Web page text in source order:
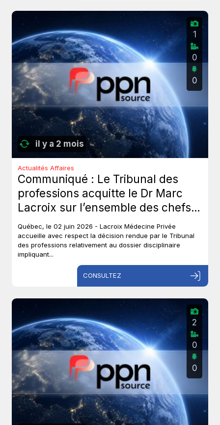
il y a 2 mois
1
0
0
Actualités Affaires
Communiqué : Le Tribunal des
professions acquitte le Dr Marc
Lacroix sur l’ensemble des chefs
et met un terme à près de six ans
de procédures disciplinaires.
Québec, le 02 juin 2026 - Lacroix Médecine Privée
accueille avec respect la décision rendue par le Tribunal
des professions relativement au dossier disciplinaire
impliquant...
CONSULTEZ
2
0
0